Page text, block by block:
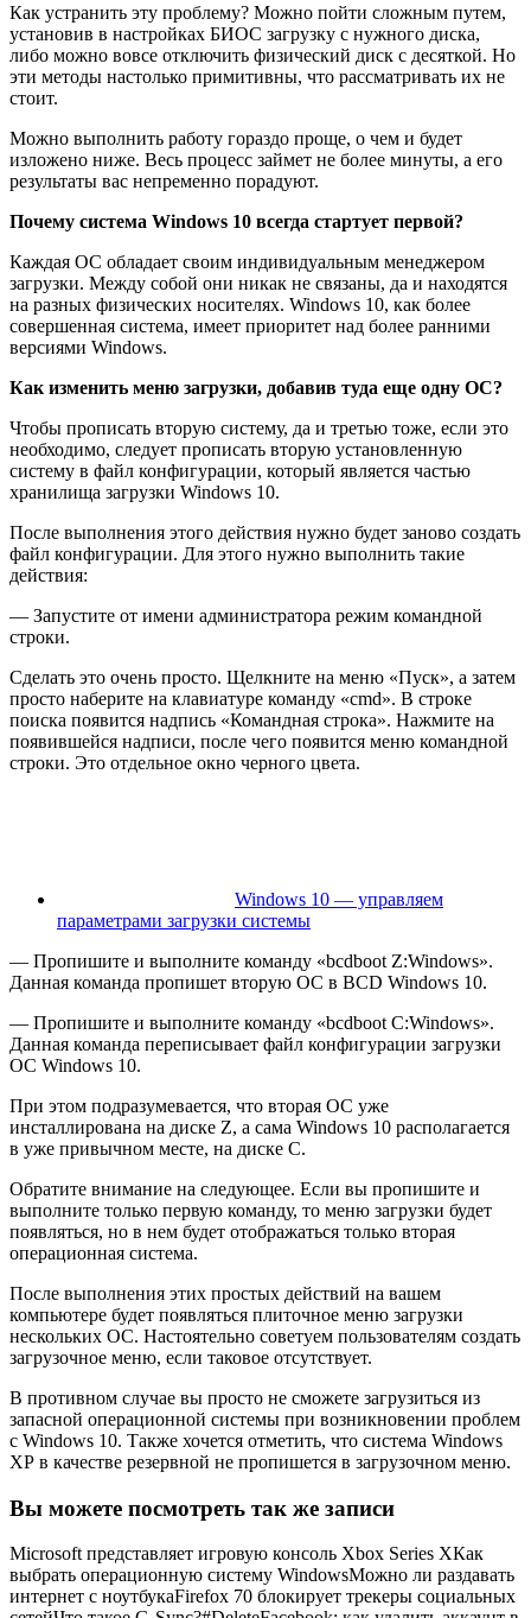
Как устранить эту проблему? Можно пойти сложным путем,
установив в настройках БИОС загрузку с нужного диска,
либо можно вовсе отключить физический диск с десяткой. Но
эти методы настолько примитивны, что рассматривать их не
стоит.
Можно выполнить работу гораздо проще, о чем и будет
изложено ниже. Весь процесс займет не более минуты, а его
результаты вас непременно порадуют.
Почему система Windows 10 всегда стартует первой?
Каждая ОС обладает своим индивидуальным менеджером
загрузки. Между собой они никак не связаны, да и находятся
на разных физических носителях. Windows 10, как более
совершенная система, имеет приоритет над более ранними
версиями Windows.
Как изменить меню загрузки, добавив туда еще одну ОС?
Чтобы прописать вторую систему, да и третью тоже, если это
необходимо, следует прописать вторую установленную
систему в файл конфигурации, который является частью
хранилища загрузки Windows 10.
После выполнения этого действия нужно будет заново создать
файл конфигурации. Для этого нужно выполнить такие
действия:
— Запустите от имени администратора режим командной
строки.
Сделать это очень просто. Щелкните на меню «Пуск», а затем
просто наберите на клавиатуре команду «cmd». В строке
поиска появится надпись «Командная строка». Нажмите на
появившейся надписи, после чего появится меню командной
строки. Это отдельное окно черного цвета.
Windows 10 — управляем
параметрами загрузки системы
— Пропишите и выполните команду «bcdboot Z:Windows».
Данная команда пропишет вторую ОС в BCD Windows 10.
— Пропишите и выполните команду «bcdboot C:Windows».
Данная команда переписывает файл конфигурации загрузки
ОС Windows 10.
При этом подразумевается, что вторая ОС уже
инсталлирована на диске Z, а сама Windows 10 располагается
в уже привычном месте, на диске С.
Обратите внимание на следующее. Если вы пропишите и
выполните только первую команду, то меню загрузки будет
появляться, но в нем будет отображаться только вторая
операционная система.
После выполнения этих простых действий на вашем
компьютере будет появляться плиточное меню загрузки
нескольких ОС. Настоятельно советуем пользователям создать
загрузочное меню, если таковое отсутствует.
В противном случае вы просто не сможете загрузиться из
запасной операционной системы при возникновении проблем
с Windows 10. Также хочется отметить, что система Windows
ХР в качестве резервной не пропишется в загрузочном меню.
Вы можете посмотреть так же записи
Microsoft представляет игровую консоль Xbox Series XКак
выбрать операционную систему WindowsМожно ли раздавать
интернет с ноутбукаFirefox 70 блокирует трекеры социальных